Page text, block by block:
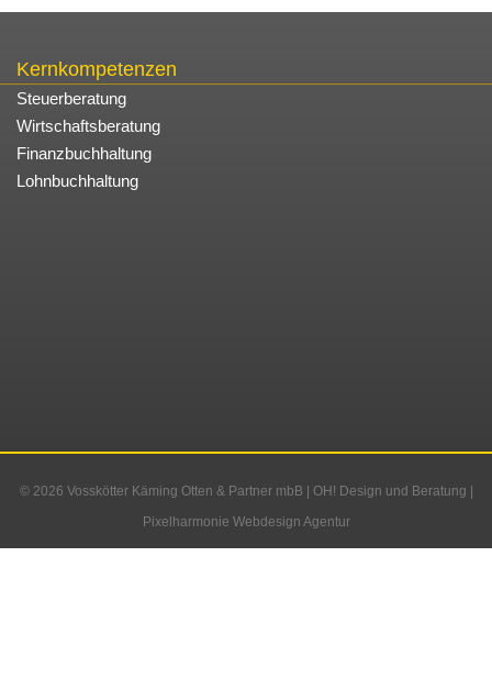
Kernkompetenzen
Steuerberatung
Wirtschaftsberatung
Finanzbuchhaltung
Lohnbuchhaltung
© 2026 Vosskötter Käming Otten & Partner mbB OH! Design und Beratung
Pixelharmonie Webdesign Agentur